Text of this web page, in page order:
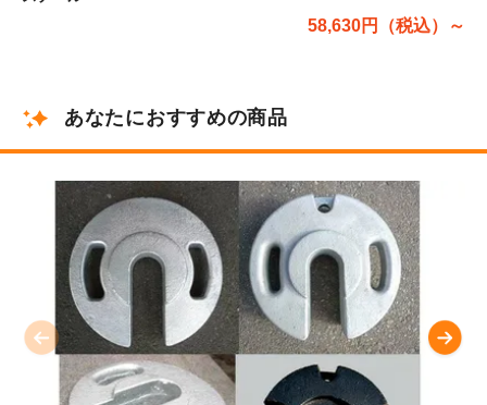
58,630円（税込）～
あなたにおすすめの商品